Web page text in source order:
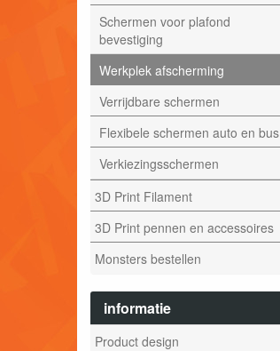
Schermen voor plafond
bevestiging
Werkplek afscherming
Verrijdbare schermen
Flexibele schermen auto en bus
Verkiezingsschermen
3D Print Filament
3D Print pennen en accessoires
Monsters bestellen
informatie
Product design